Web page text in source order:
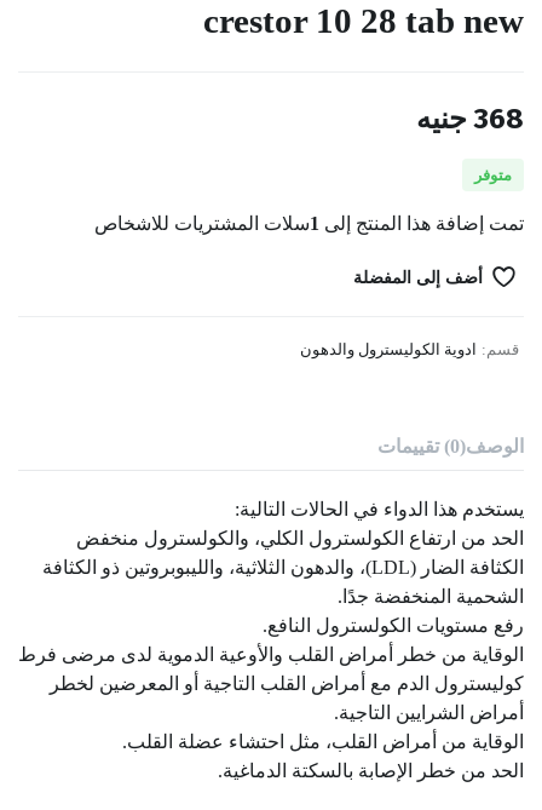
crestor 10 28 tab new
368 جنيه
متوفر
تمت إضافة هذا المنتج إلى 1سلات المشتريات للاشخاص
أضف إلى المفضلة
قسم: ادوية الكوليسترول والدهون
الوصف(0) تقييمات
يستخدم هذا الدواء في الحالات التالية:
الحد من ارتفاع الكولسترول الكلي، والكولسترول منخفض
الكثافة الضار (LDL)، والدهون الثلاثية، والليبوبروتين ذو الكثافة
الشحمية المنخفضة جدًا.
رفع مستويات الكولسترول النافع.
الوقاية من خطر أمراض القلب والأوعية الدموية لدى مرضى فرط
كوليسترول الدم مع أمراض القلب التاجية أو المعرضين لخطر
أمراض الشرايين التاجية.
الوقاية من أمراض القلب، مثل احتشاء عضلة القلب.
الحد من خطر الإصابة بالسكتة الدماغية.